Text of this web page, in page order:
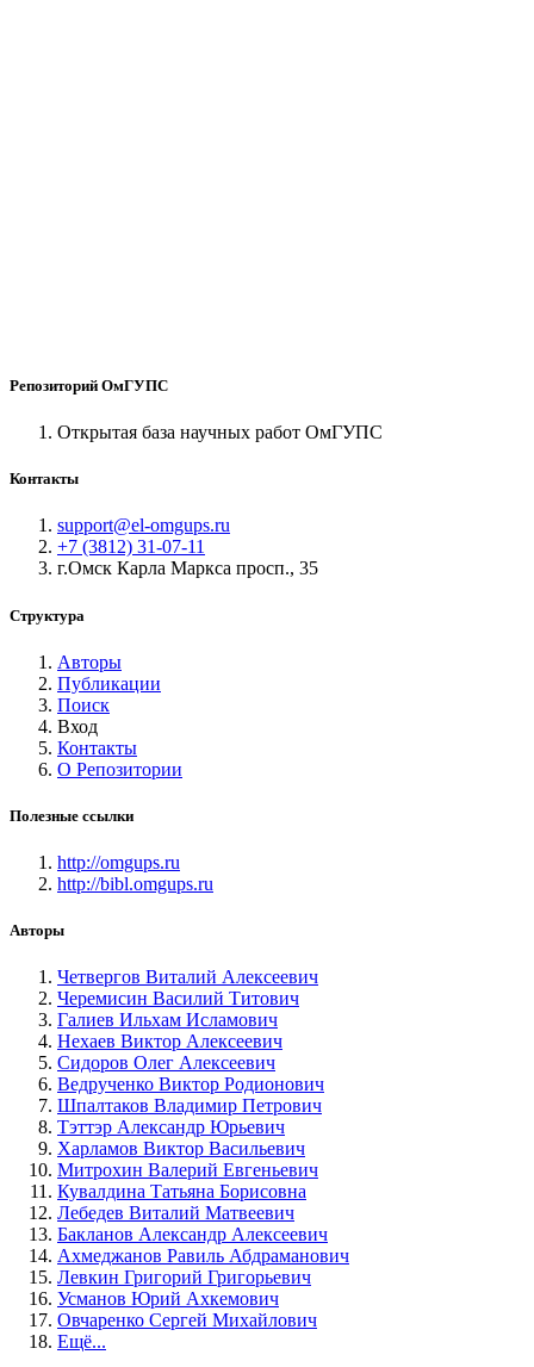
Репозиторий ОмГУПС
Открытая база научных работ ОмГУПС
Контакты
support@el-omgups.ru
+7 (3812) 31-07-11
г.Омск Карла Маркса просп., 35
Структура
Авторы
Публикации
Поиск
Вход
Контакты
О Репозитории
Полезные ссылки
http://omgups.ru
http://bibl.omgups.ru
Авторы
Четвергов Виталий Алексеевич
Черемисин Василий Титович
Галиев Ильхам Исламович
Нехаев Виктор Алексеевич
Сидоров Олег Алексеевич
Ведрученко Виктор Родионович
Шпалтаков Владимир Петрович
Тэттэр Александр Юрьевич
Харламов Виктор Васильевич
Митрохин Валерий Евгеньевич
Кувалдина Татьяна Борисовна
Лебедев Виталий Матвеевич
Бакланов Александр Алексеевич
Ахмеджанов Равиль Абдраманович
Левкин Григорий Григорьевич
Усманов Юрий Ахкемович
Овчаренко Сергей Михайлович
Ещё...